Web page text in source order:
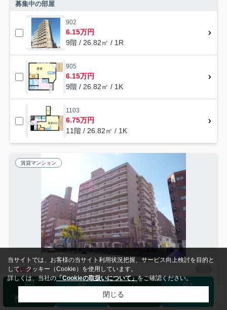
募集中の部屋
902
6.15万円
9階 / 26.82㎡ / 1R
905
6.15万円
9階 / 26.82㎡ / 1K
1103
6.75万円
11階 / 26.82㎡ / 1K
賃貸マンション
NEW
広島市南区段原
サンビレッジ段原
6.45万円～6.5万円管理/共益費11,000円
売却査定 ログイン
当サイトでは、お客様の当サイト利用状況把握、サービス向上検討を目的と
して、クッキー（Cookie）を使用しています。
詳しくは、当社の「Cookieの取扱いについて」をご確認ください。
閉じる